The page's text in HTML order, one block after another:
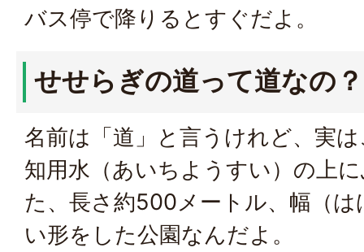
バス停で降りるとすぐだよ。
せせらぎの道って道なの？
名前は「道」と言うけれど、実
知用水（あいちようすい）の上
た、長さ約500メートル、幅（
い形をした公園なんだよ。